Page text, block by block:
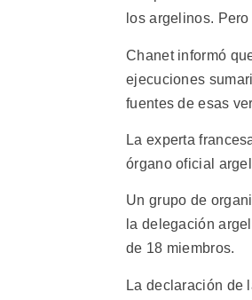
los argelinos.
Chanet informó
ejecuciones
fuentes de esas
La experta
órgano oficial
Un grupo de
la delegación
de 18 miembros.
La declaración de